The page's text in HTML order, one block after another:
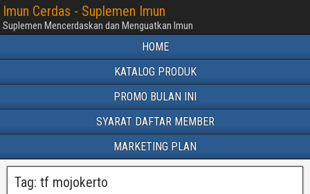
Imun Cerdas - Suplemen Imun
Suplemen Mencerdaskan dan Menguatkan Imun
HOME
KATALOG PRODUK
PROMO BULAN INI
SYARAT DAFTAR MEMBER
MARKETING PLAN
Tag: tf mojokerto